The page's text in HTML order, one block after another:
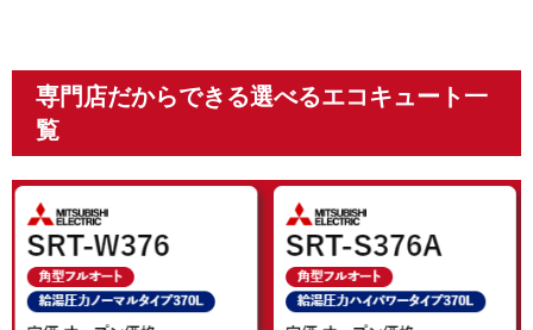
専門店だからできる選べるエコキュート一
覧